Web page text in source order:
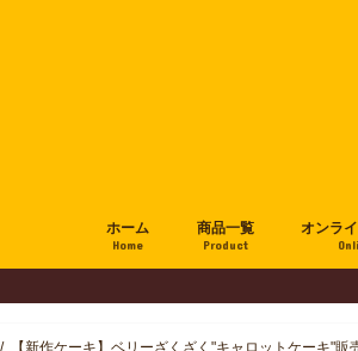
ホーム
Home
商品一覧
Product
オンラ
【新作ケーキ】ベリーざくざく"キャロットケーキ"販